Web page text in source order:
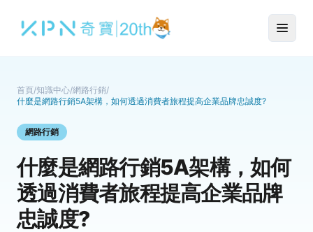
首頁/知識中心/網路行銷/
什麼是網路行銷5A架構，如何透過消費者旅程提高企業品牌忠誠度?
網路行銷
什麼是網路行銷5A架構，如何
透過消費者旅程提高企業品牌
忠誠度?